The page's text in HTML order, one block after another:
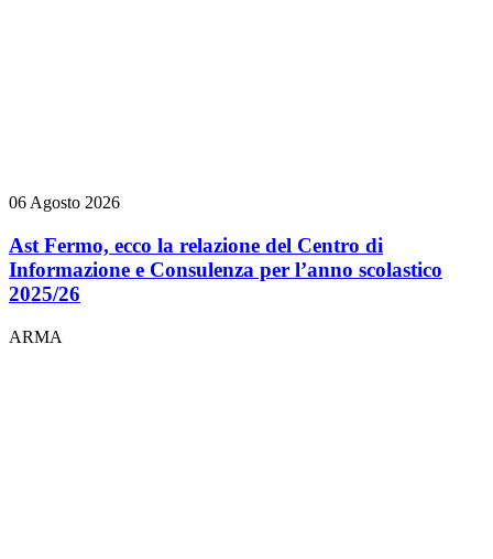
06 Agosto 2026
Ast Fermo, ecco la relazione del Centro di
Informazione e Consulenza per l’anno scolastico
2025/26
ARMA